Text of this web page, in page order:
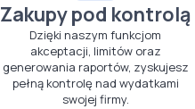
Zakupy pod kontrolą
Dzięki naszym funkcjom
akceptacji, limitów oraz
generowania raportów, zyskujesz
pełną kontrolę nad wydatkami
swojej firmy.